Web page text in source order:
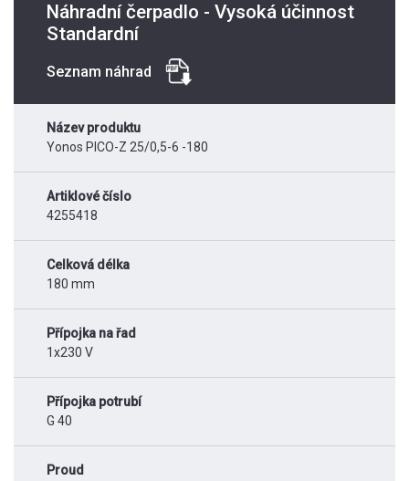
Náhradní čerpadlo - Vysoká účinnost
Standardní
Seznam náhrad
Název produktu
Yonos PICO-Z 25/0,5-6 -180
Artiklové číslo
4255418
Celková délka
180 mm
Přípojka na řad
1x230 V
Přípojka potrubí
G 40
Proud